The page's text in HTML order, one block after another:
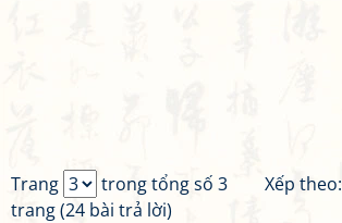
Xếp theo:
Trang
trong tổng số 3
trang (24 bài trả lời)